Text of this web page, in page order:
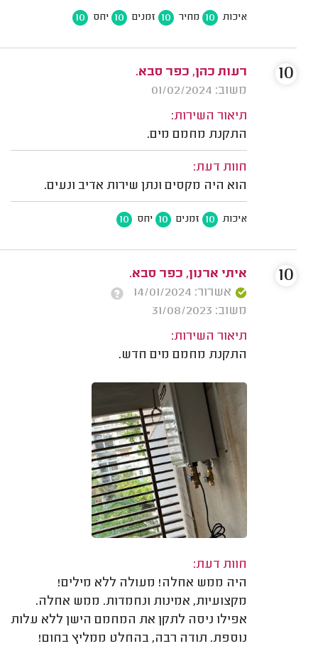
איכות 10 מחיר 10 זמנים 10 יחס 10
רעות כהן, כפר סבא.
משוב: 01/02/2024
תיאור השירות:
התקנת מחמם מים.
חוות דעת:
הוא היה מקסים ונתן שירות אדיב ונעים.
איכות 10 זמנים 10 יחס 10
10
איתי ארנון, כפר סבא.
אשרור: 14/01/2024
משוב: 31/08/2023
תיאור השירות:
התקנת מחמם מים חדש.
חוות דעת:
היה ממש אחלה! מעולה ללא מילים!
מקצועיות, אמינות ונחמדות. ממש אחלה.
אפילו ניסה לתקן את המחמם הישן ללא עלות
נוספת. תודה רבה, בהחלט ממליץ בחום!
10